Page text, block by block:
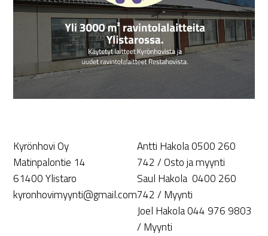
Kyrönhovi Oy
Matinpalontie 14
61400 Ylistaro
kyronhovimyynti@gmail.com
Antti Hakola 0500 260
742 / Osto ja myynti
Saul Hakola 0400 260
742 / Myynti
Joel Hakola 044 976 9803
/ Myynti